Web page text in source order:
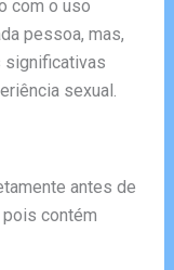
com o uso
pessoa, mas,
significativas
sexual.
antes de
contém